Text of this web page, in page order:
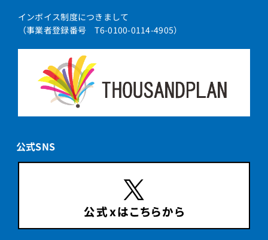
インボイス制度につきまして
（事業者登録番号 T6-0100-0114-4905）
公式SNS